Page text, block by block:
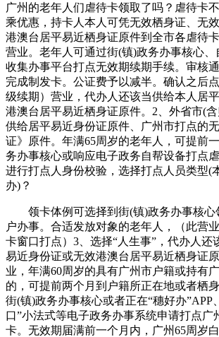
广州的老年人们虐待卡领取了吗？虐待卡
乘优惠，持卡人本人可凭无效栖身证、无
港澳台居平易近栖身证原件到全市各虐待
营业。老年人可通过街(镇)政务办事核心
收集办事平台打点无效期续期手续。审核
完成制发卡。公证费予以减半。确认之后
级续期）营业，代办人还该当供给本人居
港澳台居平易近栖身证原件。2、外省市(
供给居平易近身份证原件、广州市打点的
证》原件。年满65周岁的老年人，可提前
务办事核心或响应电子政务自帮设备打点
进行打点人身份校验，选择打点人员类型(
办)？
领卡体例可选择到街(镇)政务办事核心
户办事。合适发放对象的老年人，（此营
卡窗口打点）3、选择“人生事”，代办人还
易近身份证或无效港澳台居平易近栖身证
业，年满60周岁的具有广州市户籍或持有
的，可提前两个月到户籍所正在地或者栖
街(镇)政务办事核心或者正在“穗好办”APP
口”小法式等电子政务办事系统申请打点广
卡。无效期届满前一个月内，广州65周岁